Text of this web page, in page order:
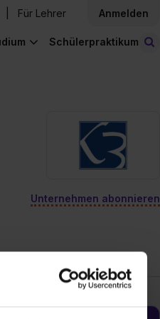
Für Lehrer Anmelden
Schülerpraktikum
Unternehmen abonnieren